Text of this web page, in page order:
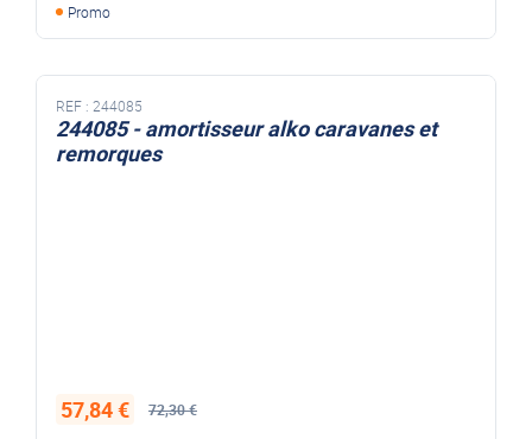
Promo
REF : 244085
244085 - amortisseur alko caravanes et
remorques
72,30 €
57,84 €